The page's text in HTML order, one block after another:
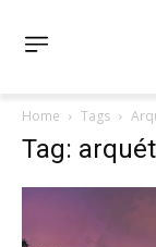
Home Tags
Tag: